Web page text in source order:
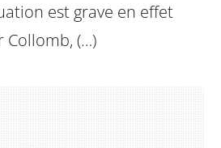
est grave en effet
Collomb, (…)